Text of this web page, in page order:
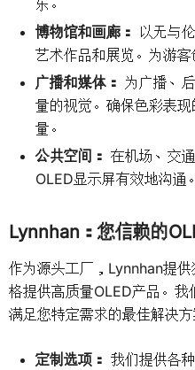
乐。
博物馆和画廊： 以无与
艺术作品和展览。为游客
广播和媒体： 为广播、
量的视觉。确保色彩表
量。
公共空间： 在机场、交
OLED显示屏有效地沟通
Lynnhan：您信赖的
作为源头工厂，Lynnhan提
格提供高质量OLED产品。我
满足您特定需求的最佳解决方
定制选项： 我们提供各